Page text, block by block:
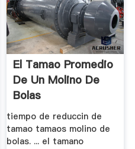
El Tamao Promedio
De Un Molino De
Bolas
tiempo de reduccin de
tamao tamaos molino de
bolas. ... el tamano